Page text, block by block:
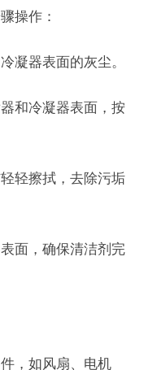
操作：
凝器表面的灰尘。
和冷凝器表面，按
轻擦拭，去除污垢
面，确保清洁剂完
，如风扇、电机